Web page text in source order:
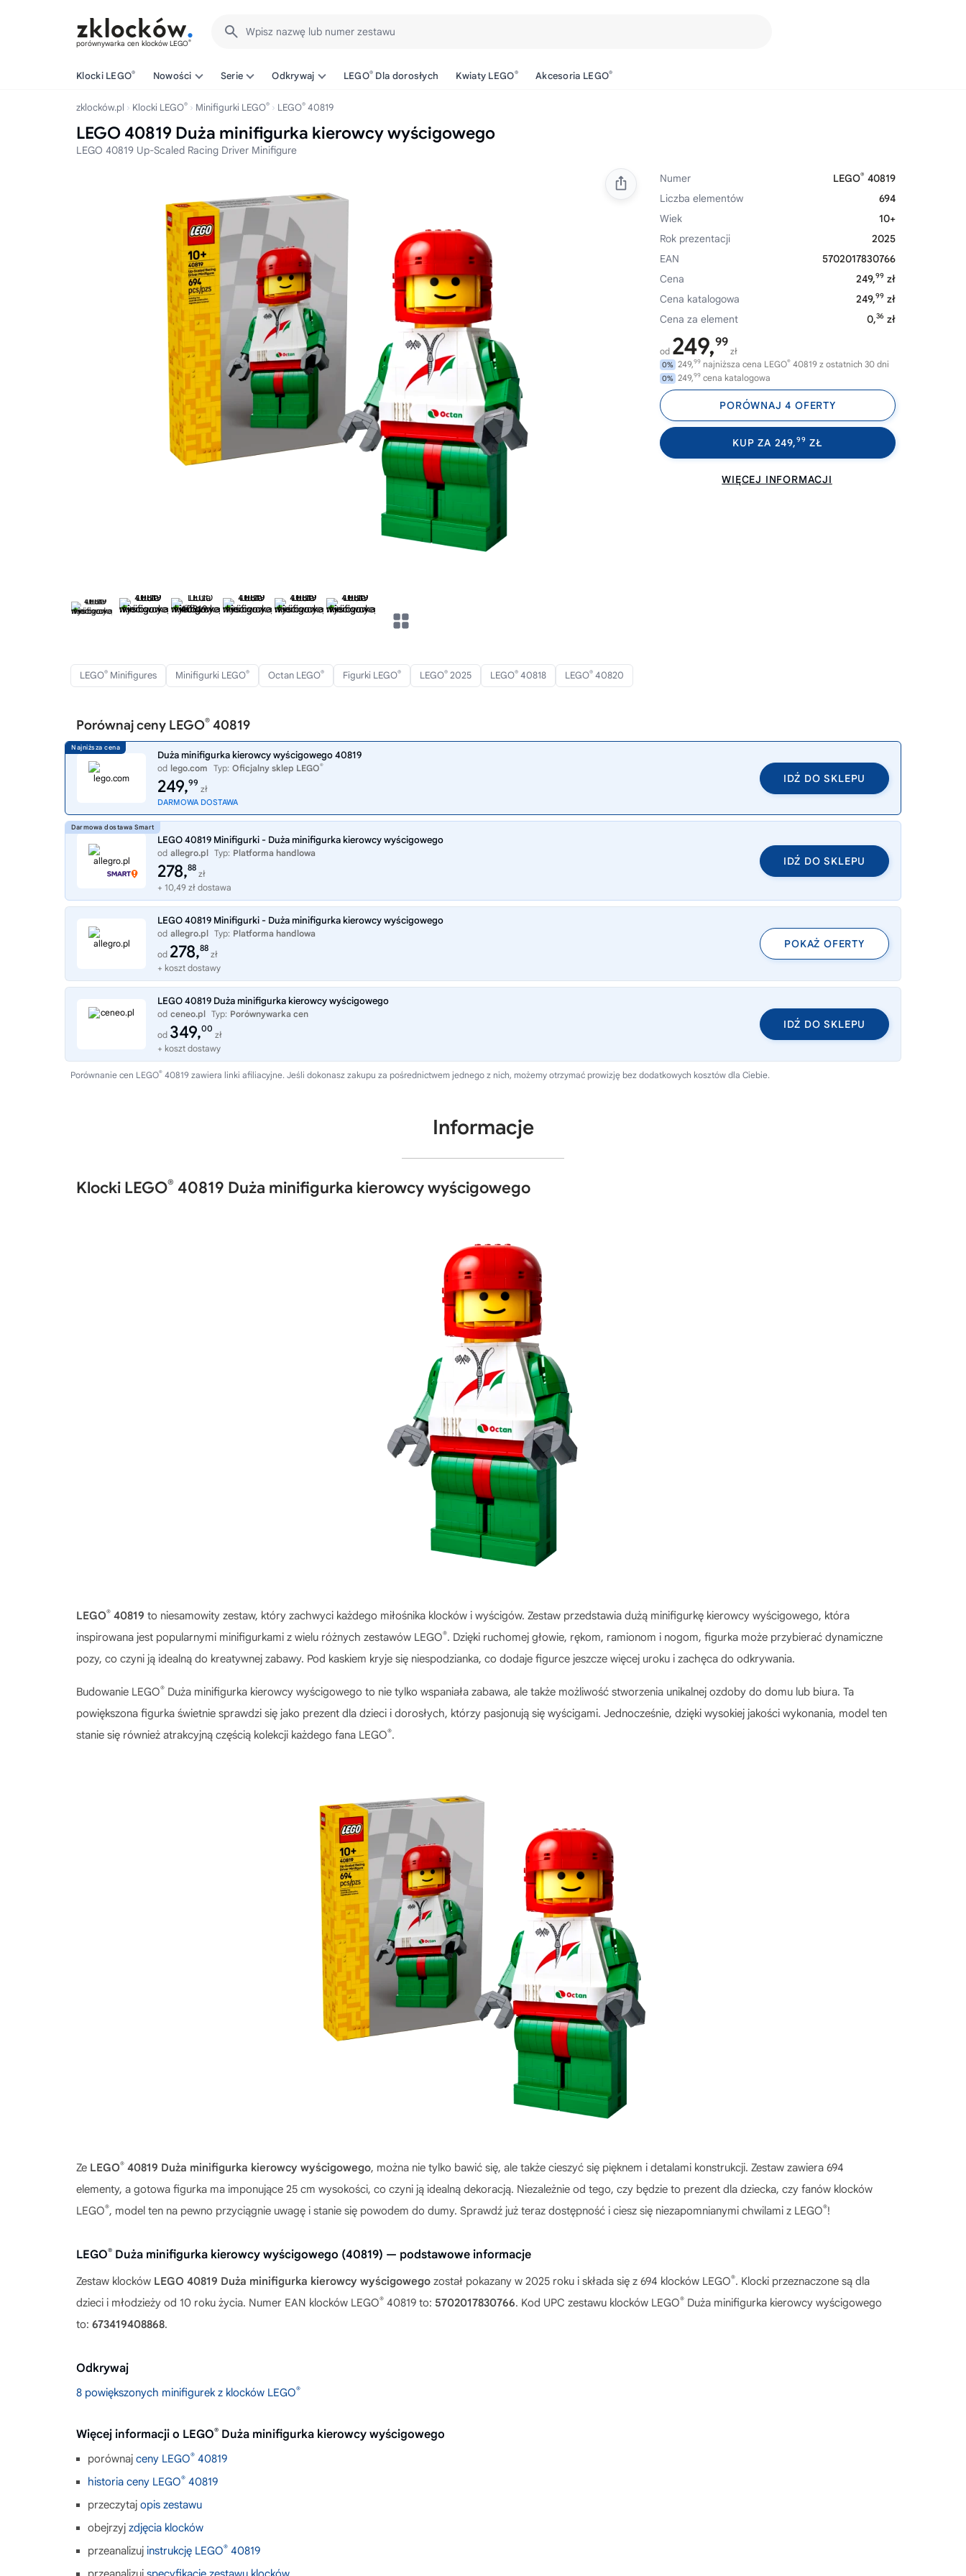
porównywarka cen klocków LEGO®
Wpisz nazwę lub numer zestawu
Klocki LEGO® Nowości Serie Odkrywaj LEGO® Dla dorosłych Kwiaty LEGO® Akcesoria LEGO®
zklocków.pl Klocki LEGO® Minifigurki LEGO® LEGO® 40819
LEGO 40819 Duża minifigurka kierowcy wyścigowego
LEGO 40819 Up-Scaled Racing Driver Minifigure
Numer LEGO® 40819
Liczba elementów
694
Wiek
10+
Rok prezentacji
2025
EAN
5702017830766
Cena
249,99 zł
Cena katalogowa
249,99 zł
Cena za element
0,36 zł
od 249,99
zł
0% 249,99 najniższa cena LEGO® 40819 z ostatnich 30 dni
0% 249,99 cena katalogowa
PORÓWNAJ 4 OFERTY
KUP ZA 249,99 ZŁ
WIĘCEJ INFORMACJI
LEGO® Minifigures Minifigurki LEGO® Octan LEGO® Figurki LEGO® LEGO® 2025 LEGO® 40818 LEGO® 40820
Porównaj ceny LEGO® 40819
Duża minifigurka kierowcy wyścigowego 40819
od lego.com Typ: Oficjalny sklep LEGO®
249,99
zł
DARMOWA DOSTAWA
IDŹ DO SKLEPU
LEGO 40819 Minifigurki - Duża minifigurka kierowcy wyścigowego
od allegro.pl Typ: Platforma handlowa
278,88
zł
+ 10,49 zł dostawa
IDŹ DO SKLEPU
LEGO 40819 Minifigurki - Duża minifigurka kierowcy wyścigowego
od allegro.pl Typ: Platforma handlowa
od 278,88
zł
+ koszt dostawy
POKAŻ OFERTY
LEGO 40819 Duża minifigurka kierowcy wyścigowego
od ceneo.pl Typ: Porównywarka cen
od 349,00
zł
+ koszt dostawy
IDŹ DO SKLEPU
Porównanie cen LEGO® 40819 zawiera linki afiliacyjne. Jeśli dokonasz zakupu za pośrednictwem jednego z nich, możemy otrzymać prowizję bez dodatkowych kosztów dla Ciebie.
Informacje
Klocki LEGO® 40819 Duża minifigurka kierowcy wyścigowego
LEGO® 40819 to niesamowity zestaw, który zachwyci każdego miłośnika klocków i wyścigów. Zestaw przedstawia dużą minifigurkę kierowcy wyścigowego, która
inspirowana jest popularnymi minifigurkami z wielu różnych zestawów LEGO®. Dzięki ruchomej głowie, rękom, ramionom i nogom, figurka może przybierać dynamiczne
pozy, co czyni ją idealną do kreatywnej zabawy. Pod kaskiem kryje się niespodzianka, co dodaje figurce jeszcze więcej uroku i zachęca do odkrywania.
Budowanie LEGO® Duża minifigurka kierowcy wyścigowego to nie tylko wspaniała zabawa, ale także możliwość stworzenia unikalnej ozdoby do domu lub biura. Ta
powiększona figurka świetnie sprawdzi się jako prezent dla dzieci i dorosłych, którzy pasjonują się wyścigami. Jednocześnie, dzięki wysokiej jakości wykonania, model ten
stanie się również atrakcyjną częścią kolekcji każdego fana LEGO®.
Ze LEGO® 40819 Duża minifigurka kierowcy wyścigowego, można nie tylko bawić się, ale także cieszyć się pięknem i detalami konstrukcji. Zestaw zawiera 694
elementy, a gotowa figurka ma imponujące 25 cm wysokości, co czyni ją idealną dekoracją. Niezależnie od tego, czy będzie to prezent dla dziecka, czy fanów klocków
LEGO®, model ten na pewno przyciągnie uwagę i stanie się powodem do dumy. Sprawdź już teraz dostępność i ciesz się niezapomnianymi chwilami z LEGO®!
LEGO® Duża minifigurka kierowcy wyścigowego (40819) — podstawowe informacje
Zestaw klocków LEGO 40819 Duża minifigurka kierowcy wyścigowego został pokazany w 2025 roku i składa się z 694 klocków LEGO®. Klocki przeznaczone są dla
dzieci i młodzieży od 10 roku życia. Numer EAN klocków LEGO® 40819 to: 5702017830766. Kod UPC zestawu klocków LEGO® Duża minifigurka kierowcy wyścigowego
to: 673419408868.
Odkrywaj
8 powiększonych minifigurek z klocków LEGO®
Więcej informacji o LEGO® Duża minifigurka kierowcy wyścigowego
porównaj ceny LEGO® 40819
historia ceny LEGO® 40819
przeczytaj opis zestawu
obejrzyj zdjęcia klocków
przeanalizuj instrukcję LEGO® 40819